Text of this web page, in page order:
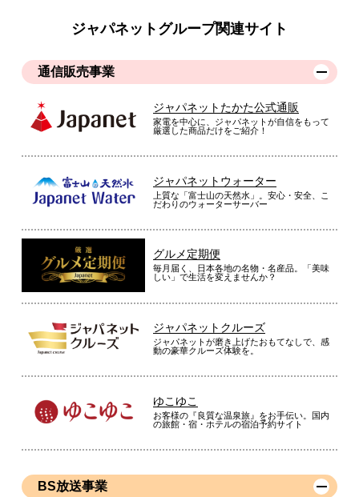
ジャパネットグループ関連サイト
通信販売事業
ジャパネットたかた公式通販
家電を中心に、ジャパネットが自信をもって
厳選した商品だけをご紹介！
ジャパネットウォーター
上質な「富士山の天然水」。安心・安全、こ
だわりのウォーターサーバー
グルメ定期便
毎月届く、日本各地の名物・名産品。「美味
しい」で生活を変えませんか？
ジャパネットクルーズ
ジャパネットが磨き上げたおもてなしで、感
動の豪華クルーズ体験を。
ゆこゆこ
お客様の『良質な温泉旅』をお手伝い。国内
の旅館・宿・ホテルの宿泊予約サイト
BS放送事業